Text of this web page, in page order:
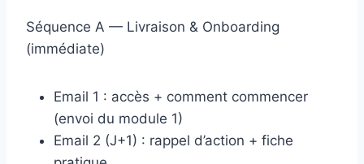
Séquence A — Livraison & Onboarding
(immédiate)
Email 1 : accès + comment commencer
(envoi du module 1)
Email 2 (J+1) : rappel d’action + fiche